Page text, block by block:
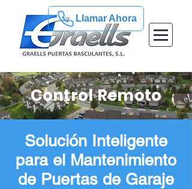
Llamar Ahora
Control Remoto
Solución Inteligente
para el Mantenimiento
de Puertas de Garaje